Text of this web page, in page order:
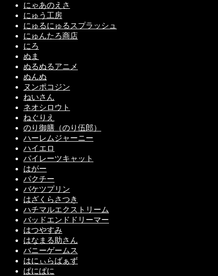
にゃあのえさ
にゅう工房
にゅるにゅるスプラッシュ
にゅんたろ商店
にろ
ぬま
ぬるぬるアニメ
ぬんぬ
ヌンポコジン
ねいさん
ネオシロウト
ねぐりえ
のり御膳（のり伍郎）
ハーレムジャーニー
ハイエロ
パイレーツキャット
はがー
パクチー
バケツプリン
はざくらさつき
ハチマルエクストリーム
バッドエンドドリーマー
はつやすみ
はなまる助さん
バニーゲームス
はにぃらばぁず
ぱにぱに